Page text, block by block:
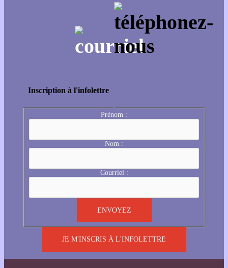
Inscription à l'infolettre
Prénom :
Nom :
Courriel :
JE M'INSCRIS À L'INFOLETTRE